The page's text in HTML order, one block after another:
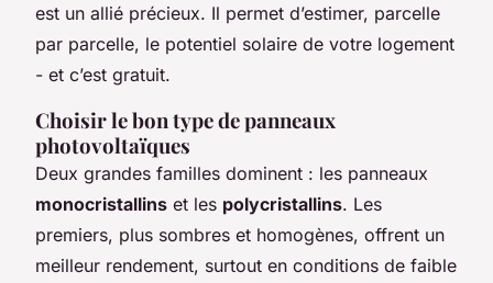
est un allié précieux. Il permet d’estimer, parcelle
par parcelle, le potentiel solaire de votre logement
- et c’est gratuit.
Choisir le bon type de panneaux
photovoltaïques
Deux grandes familles dominent : les panneaux
monocristallins et les polycristallins. Les
premiers, plus sombres et homogènes, offrent un
meilleur rendement, surtout en conditions de faible